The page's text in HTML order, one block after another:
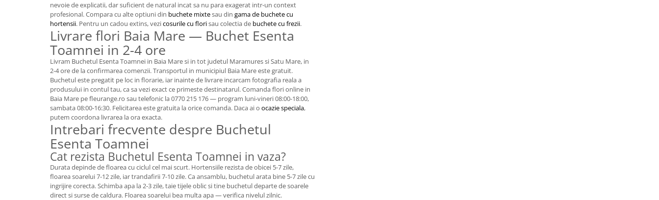
nevoie de explicatii, dar suficient de natural incat sa nu para exagerat intr-un context
profesional. Compara cu alte optiuni din buchete mixtesau din gama de buchete cu
hortensii. Pentru un cadou extins, vezicosurile cu florisau colectia de buchete cu frezii.
Livrare flori Baia Mare — Buchet Esenta
Toamnei in 2-4 ore
Livram Buchetul Esenta Toamnei in Baia Mare si in tot judetul Maramures si Satu Mare, in
2-4 ore de la confirmarea comenzii. Transportul in municipiul Baia Mare este gratuit.
Buchetul este pregatit pe loc in florarie, iar inainte de livrare incarcam fotografia reala a
produsului in contul tau, ca sa vezi exact ce primeste destinatarul. Comanda flori online in
Baia Mare pe fleurange.ro sau telefonic la 0770 215 176 — program luni-vineri 08:00-18:00,
sambata 08:00-16:30. Felicitarea este gratuita la orice comanda. Daca ai o ocazie speciala,
putem coordona livrarea la ora exacta.
Intrebari frecvente despre Buchetul
Esenta Toamnei
Cat rezista Buchetul Esenta Toamnei in vaza?
Durata depinde de floarea cu ciclul cel mai scurt. Hortensiile rezista de obicei 5-7 zile,
floarea soarelui 7-12 zile, iar trandafirii 7-10 zile. Ca ansamblu, buchetul arata bine 5-7 zile cu
ingrijire corecta. Schimba apa la 2-3 zile, taie tijele oblic si tine buchetul departe de soarele
direct si surse de caldura. Floarea soarelui bea multa apa — verifica nivelul zilnic.